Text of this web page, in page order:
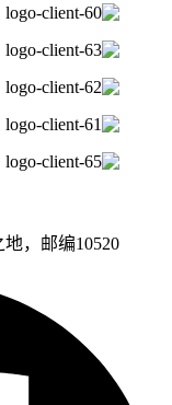
，邮编10520